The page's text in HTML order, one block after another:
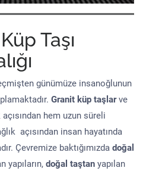
Taşı
günümüze insanoğlunun
Granit küp taşlarve
açısından hem uzun süreli
açısından insan hayatında
Çevremize baktığımızda doğal
yapıların, doğal taştan yapılan